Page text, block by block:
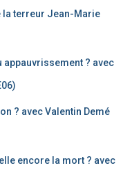
la terreur Jean-Marie
? avec
? avec Valentin Demé
encore la mort ? avec